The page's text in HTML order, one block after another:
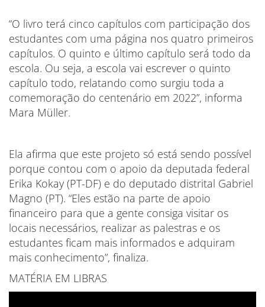
“O livro terá cinco capítulos com participação dos
estudantes com uma página nos quatro primeiros
capítulos. O quinto e último capítulo será todo da
escola. Ou seja, a escola vai escrever o quinto
capítulo todo, relatando como surgiu toda a
comemoração do centenário em 2022”, informa
Mara Müller.
Ela afirma que este projeto só está sendo possível
porque contou com o apoio da deputada federal
Erika Kokay (PT-DF) e do deputado distrital Gabriel
Magno (PT). “Eles estão na parte de apoio
financeiro para que a gente consiga visitar os
locais necessários, realizar as palestras e os
estudantes ficam mais informados e adquiram
mais conhecimento”, finaliza.
MATÉRIA EM LIBRAS